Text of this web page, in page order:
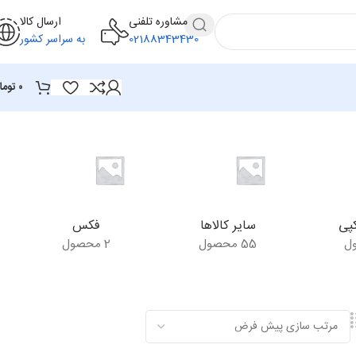
مشاوره تلفنی
02188343430
ارسال کالا
به سراسر کشور
۰
سایر کالاها
55 محصول
فکس
2 محصول